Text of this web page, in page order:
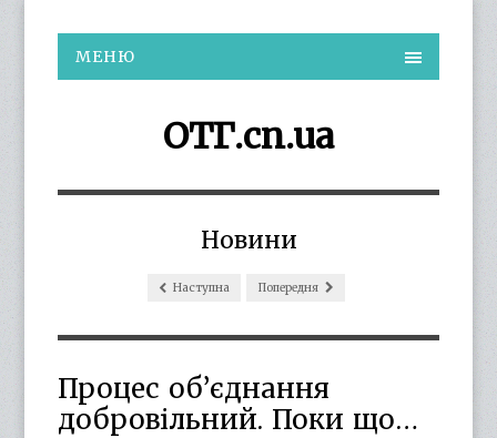
МЕНЮ
ОТГ.cn.ua
Новини
Наступна Попередня
Процес об’єднання
добровільний. Поки що…